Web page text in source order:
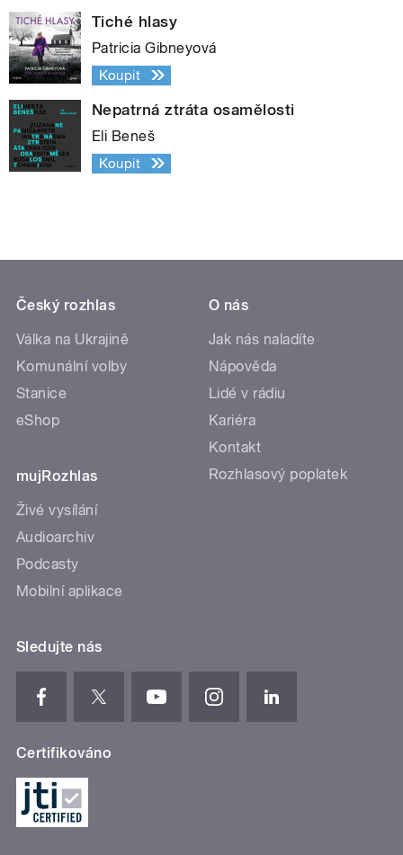
Tiché hlasy
Patricia Gibneyová
Koupit
Nepatrná ztráta osamělosti
Eli Beneš
Koupit
Český rozhlas
Válka na Ukrajině
Komunální volby
Stanice
eShop
mujRozhlas
Živé vysílání
Audioarchiv
Podcasty
Mobilní aplikace
O nás
Jak nás naladíte
Nápověda
Lidé v rádiu
Kariéra
Kontakt
Rozhlasový poplatek
Sledujte nás
Certifikováno